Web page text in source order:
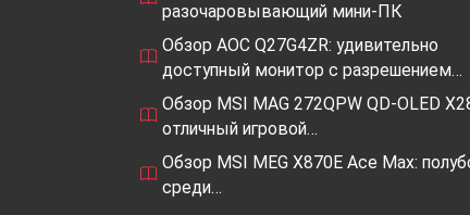
Заключение
Термин «персона» в IT
мир практики, где на передний
визионеров индустрия не
продукты не становились бы
уровней современные технологии
разочаровывающий мини-ПК
Обзор AOC Q27G4ZR: удивительно
доступный монитор с разрешением…
Обзор MSI MAG 272QPW QD-OLED
отличный игровой…
Обзор MSI MEG X870E Ace Max:
среди…